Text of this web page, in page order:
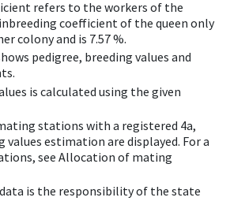
refers to the workers of the
coefficient of the queen only
colony and is 7.57 %.
pedigree, breeding values and
is calculated using the given
stations with a registered 4a,
values estimation are displayed. For a
see Allocation of mating
is the responsibility of the state